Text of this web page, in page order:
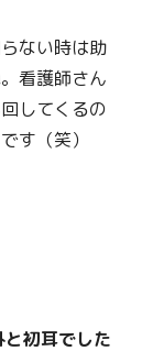
ない時は助
看護師さん
してくるの
す（笑）
初耳でした